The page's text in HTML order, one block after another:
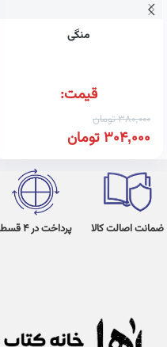
منگی
قیمت:
380,000تومان
304,000تومان
ضمانت اصالت کالا پرداخت در 4 قسط